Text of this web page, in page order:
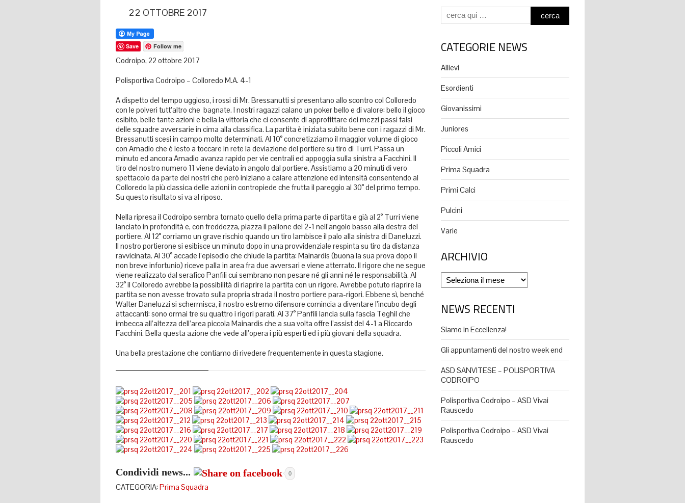
22 OTTOBRE 2017
Save Follow me
Codroipo, 22 ottobre 2017
Polisportiva Codroipo – Colloredo M.A. 4-1
A dispetto del tempo uggioso, i rossi di Mr. Bressanutti si presentano allo scontro col Colloredo
con le polveri tutt’altro che bagnate. I nostri ragazzi calano un poker bello e di valore: bello il gioco
esibito, belle tante azioni e bella la vittoria che ci consente di approfittare dei mezzi passi falsi
delle squadre avversarie in cima alla classifica. La partita è iniziata subito bene con i ragazzi di Mr.
Bressanutti scesi in campo molto determinati. Al 10° concretizziamo il maggior volume di gioco
con Amadio che è lesto a toccare in rete la deviazione del portiere su tiro di Turri. Passa un
minuto ed ancora Amadio avanza rapido per vie centrali ed appoggia sulla sinistra a Facchini. Il
tiro del nostro numero 11 viene deviato in angolo dal portiere. Assistiamo a 20 minuti di vero
spettacolo da parte dei nostri che però iniziano a calare attenzione ed intensità consentendo al
Colloredo la più classica delle azioni in contropiede che frutta il pareggio al 30° del primo tempo.
Su questo risultato si va al riposo.
Nella ripresa il Codroipo sembra tornato quello della prima parte di partita e già al 2° Turri viene
lanciato in profondità e, con freddezza, piazza il pallone del 2-1 nell’angolo basso alla destra del
portiere. Al 12° corriamo un grave rischio quando un tiro lambisce il palo alla sinistra di Daneluzzi.
Il nostro portierone si esibisce un minuto dopo in una provvidenziale respinta su tiro da distanza
ravvicinata. Al 30° accade l’episodio che chiude la partita: Mainardis (buona la sua prova dopo il
non breve infortunio) riceve palla in area fra due avversari e viene atterrato. Il rigore che ne segue
viene realizzato dal serafico Panfili cui sembrano non pesare né gli anni né le responsabilità. Al
32° il Colloredo avrebbe la possibilità di riaprire la partita con un rigore. Avrebbe potuto riaprire la
partita se non avesse trovato sulla propria strada il nostro portiere para-rigori. Ebbene sì, benché
Walter Daneluzzi si schermisca, il nostro estremo difensore comincia a diventare l’incubo degli
attaccanti: sono ormai tre su quattro i rigori parati. Al 37° Panfili lancia sulla fascia Teghil che
imbecca all’altezza dell’area piccola Mainardis che a sua volta offre l’assist del 4-1 a Riccardo
Facchini. Bella questa azione che vede all’opera i più esperti ed i più giovani della squadra.
Una bella prestazione che contiamo di rivedere frequentemente in questa stagione.
Condividi news... 0
CATEGORIA: Prima Squadra
CATEGORIE NEWS
Allievi
Esordienti
Giovanissimi
Juniores
Piccoli Amici
Prima Squadra
Primi Calci
Pulcini
Varie
ARCHIVIO
Archivio
NEWS RECENTI
Siamo in Eccellenza!
Gli appuntamenti del nostro week end
ASD SANVITESE – POLISPORTIVA
CODROIPO
Polisportiva Codroipo – ASD Vivai
Rauscedo
Polisportiva Codroipo – ASD Vivai
Rauscedo